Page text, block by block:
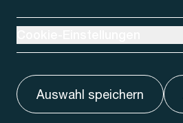
Auswahl speichern
Kontaktformular